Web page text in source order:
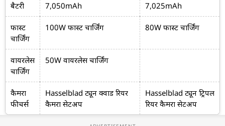
बैटरी 7,050mAh 7,025mAh
फास्ट
चार्जिंग
100W फास्ट चार्जिंग 80W फास्ट चार्जिंग
वायरलेस
चार्जिंग
50W वायरलेस चार्जिंग
कैमरा
फीचर्स
Hasselblad ट्यून क्वाड रियर
कैमरा सेटअप
Hasselblad ट्यून ट्रिपल
रियर कैमरा सेटअप